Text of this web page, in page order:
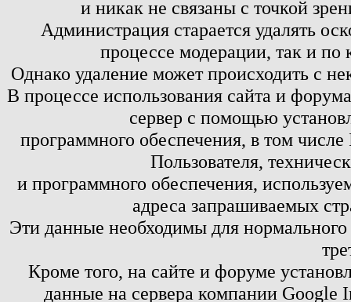
и никак не связаны с точкой
Администрация старается удалять
процессе модерации, так и по
Однако удаление может происходить с
В процессе использования сайта и
сервер с помощью
программного обеспечения, в том
Пользователя,
и программного обеспечения,
адреса запрашиваемых
Эти данные необходимы для
Кроме того, на сайте и форуме
данные на сервера компании